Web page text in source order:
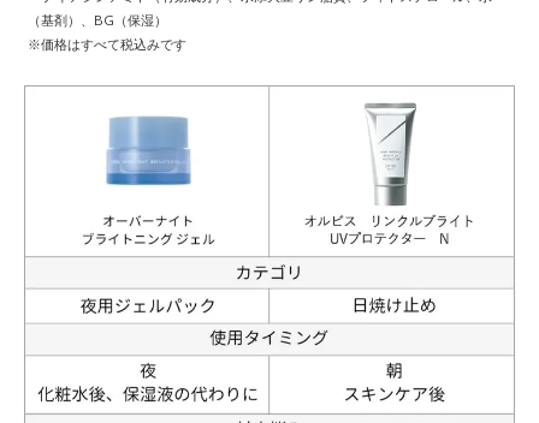
（基剤）、BG（保湿）
※価格はすべて税込みです